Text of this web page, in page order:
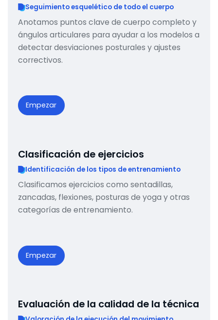
Seguimiento esquelético de todo el cuerpo
Anotamos puntos clave de cuerpo completo y
ángulos articulares para ayudar a los modelos a
detectar desviaciones posturales y ajustes
correctivos.
Empezar
Clasificación de ejercicios
Identificación de los tipos de entrenamiento
Clasificamos ejercicios como sentadillas,
zancadas, flexiones, posturas de yoga y otras
categorías de entrenamiento.
Empezar
Evaluación de la calidad de la técnica